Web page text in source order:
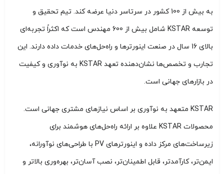
به بیش از 100 کشور در سرتاسر دنیا عرضه کند. تیم تحقیق و
توسعه KSTAR شامل بیش از 600 مهندس است که اکثراً تجربه‌ای
بالای 16 سال در صنعت اینورترها و راه‌حل‌های خدمات داده دارند. این
تجارب و تخصص‌ها نشان‌دهنده تعهد KSTAR به نوآوری و کیفیت
در بازارهای جهانی است.
KSTAR متعهد به نوآوری بر اساس نیازهای مشتری جهانی است.
محصولات KSTAR علاوه بر ارائه راه‌حل‌های هوشمند برای
زیرساخت‌های مرکز داده و اینورترهای PV با طراحی‌های نوآورانه،
ایمن‌تر، کارآمدتر، قابل اطمینان‌تر، نصب آسان‌تر، بهره‌وری بالاتر و